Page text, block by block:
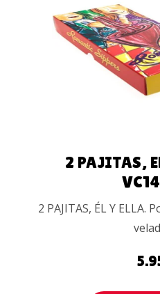
AÑADIR
2 PAJITAS,
2 PAJITAS, ÉL Y ELLA.